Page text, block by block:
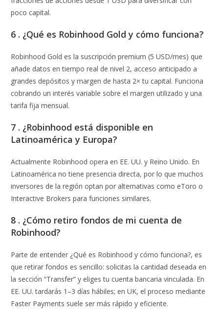
poco capital.
6 . ¿Qué es Robinhood Gold y cómo funciona?
Robinhood Gold es la suscripción premium (5 USD/mes) que
añade datos en tiempo real de nivel 2, acceso anticipado a
grandes depósitos y margen de hasta 2× tu capital. Funciona
cobrando un interés variable sobre el margen utilizado y una
tarifa fija mensual.
7 . ¿Robinhood está disponible en
Latinoamérica y Europa?
Actualmente Robinhood opera en EE. UU. y Reino Unido. En
Latinoamérica no tiene presencia directa, por lo que muchos
inversores de la región optan por alternativas como eToro o
Interactive Brokers para funciones similares.
8 . ¿Cómo retiro fondos de mi cuenta de
Robinhood?
Parte de entender ¿Qué es Robinhood y cómo funciona?, es
que retirar fondos es sencillo: solicitas la cantidad deseada en
la sección “Transfer” y eliges tu cuenta bancaria vinculada. En
EE. UU. tardarás 1–3 días hábiles; en UK, el proceso mediante
Faster Payments suele ser más rápido y eficiente.